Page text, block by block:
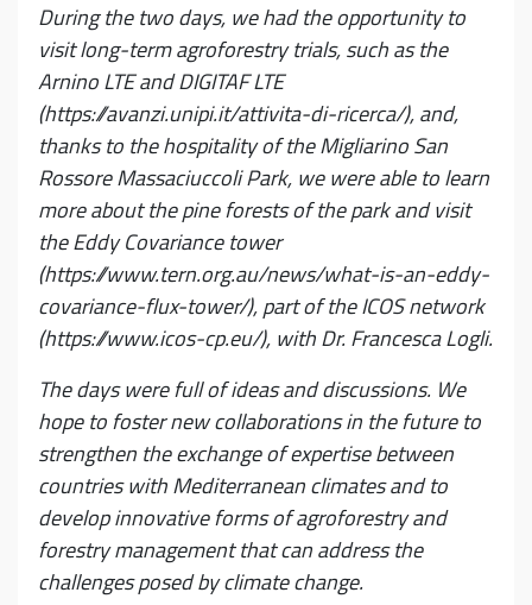
During the two days, we had the opportunity to
visit long-term agroforestry trials, such as the
Arnino LTE and DIGITAF LTE
(https://avanzi.unipi.it/attivita-di-ricerca/), and,
thanks to the hospitality of the Migliarino San
Rossore Massaciuccoli Park, we were able to learn
more about the pine forests of the park and visit
the Eddy Covariance tower
(https://www.tern.org.au/news/what-is-an-eddy-
covariance-flux-tower/), part of the ICOS network
(https://www.icos-cp.eu/), with Dr. Francesca Logli.
The days were full of ideas and discussions. We
hope to foster new collaborations in the future to
strengthen the exchange of expertise between
countries with Mediterranean climates and to
develop innovative forms of agroforestry and
forestry management that can address the
challenges posed by climate change.